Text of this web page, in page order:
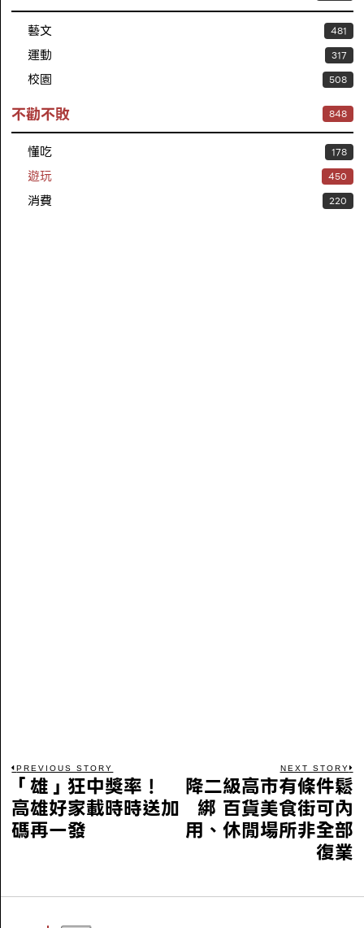
藝文 481
運動 317
校園 508
不勸不敗 848
懂吃 178
遊玩 450
消費 220
PREVIOUS STORY
「雄」狂中獎率！
高雄好家載時時送加
碼再一發
NEXT STORY
降二級高市有條件鬆
綁 百貨美食街可內
用、休閒場所非全部
復業